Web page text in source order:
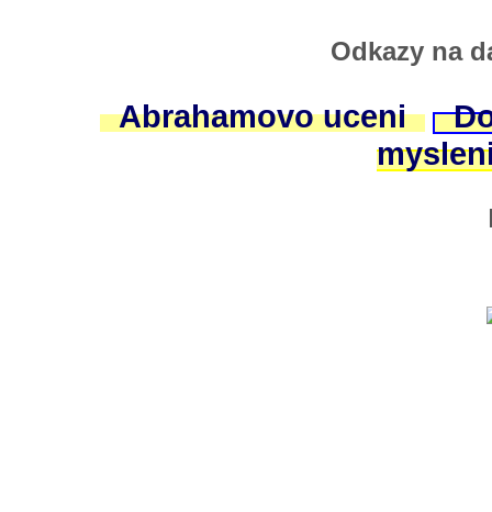
Odkazy na
Abrahamovo uceni